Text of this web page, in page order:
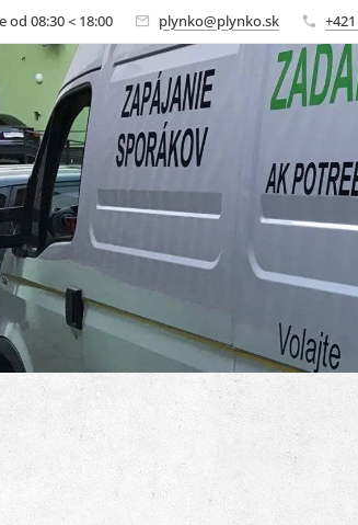
08:30 < 18:00 plynko@plynko.sk